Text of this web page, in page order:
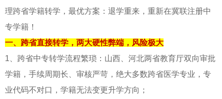
理跨省学籍转学，最优方案：退学重来，重新在冀联注册中
专学籍！
一、跨省直接转学，两大硬性弊端，风险极大
1、跨省中专转学流程繁琐：山西、河北两省教育厅双向审批
学籍，手续周期长、审核严苛，绝大多数跨省医学专业，专
业代码不对口，学籍无法变更升学方向；